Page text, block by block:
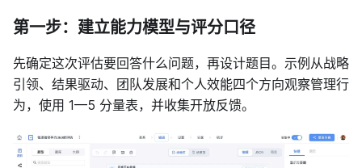
第一步：建立能力模型与评分口径
先确定这次评估要回答什么问题，再设计题目。示例从战略
引领、结果驱动、团队发展和个人效能四个方向观察管理行
为，使用 1—5 分量表，并收集开放反馈。